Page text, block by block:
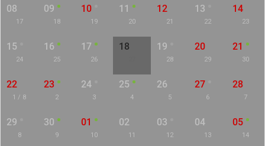
08
17
09
18
10
19
11
20
12
21
13
22
14
23
15
24
16
25
17
26
18 19
28
20
29
21
30
22
1 / 8
23
2
24
3
25
4
26
5
27
6
28
7
29
8
30
9
01
10
02
11
03
12
04
13
05
14